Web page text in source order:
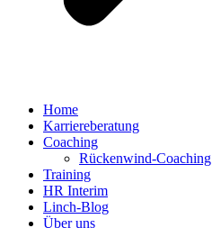
Home
Karriereberatung
Coaching
Rückenwind-Coaching
Training
HR Interim
Linch-Blog
Über uns